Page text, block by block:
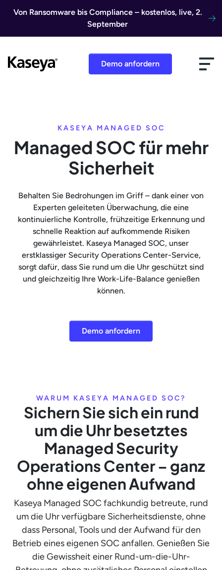
Von Ransomware bis Compliance – kostenlos, live, 2.
September
Demo anfordern
KASEYA MANAGED SOC
Managed SOC für mehr
Sicherheit
Behalten Sie Bedrohungen im Griff – dank einer von
Experten geleiteten Überwachung, die eine
kontinuierliche Kontrolle, frühzeitige Erkennung und
schnelle Reaktion auf aufkommende Risiken
gewährleistet. Kaseya Managed SOC, unser
erstklassiger Security Operations Center-Service,
sorgt dafür, dass Sie rund um die Uhr geschützt sind
und gleichzeitig Ihre Work-Life-Balance genießen
können.
Demo anfordern
WARUM KASEYA MANAGED SOC?
Sichern Sie sich ein rund
um die Uhr besetztes
Managed Security
Operations Center – ganz
ohne eigenen Aufwand
Kaseya Managed SOC fachkundig betreute, rund
um die Uhr verfügbare Sicherheitsdienste, ohne
dass Personal, Tools und der Aufwand für den
Betrieb eines eigenen SOC anfallen. Genießen Sie
die Gewissheit einer Rund-um-die-Uhr-